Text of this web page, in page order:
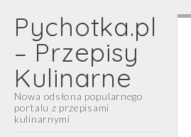
Pychotka.pl
– Przepisy
Kulinarne
Nowa odsłona popularnego
portalu z przepisami
kulinarnymi